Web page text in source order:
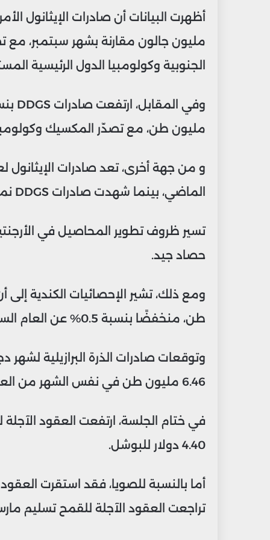
مليون جالون مقارنة بشهر سبتمبر، مع
الجنوبية وكولومبيا الدول الرئيسية
مليون طن، مع تصدّر المكسيك
الماضي، بينما شهدت صادرات DDGS نموًا بنسبة 14%.
تسير ظروف تطوير المحاصيل في
حصاد جيد.
طن، منخفضًا بنسبة 0.5% عن العام السابق بسبب تقليص المساحات المزروعة.
6.46 مليون طن في نفس الشهر من العام الماضي.
4.40 دولار للبوشل.
تراجعت العقود الآجلة للقمح تسليم مارس 2025 بنسبة 0.3% إلى 5.57 دولار